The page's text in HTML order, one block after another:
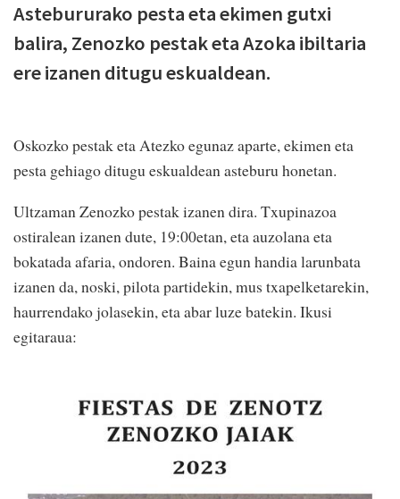
Astebururako pesta eta ekimen gutxi
balira, Zenozko pestak eta Azoka ibiltaria
ere izanen ditugu eskualdean.
Oskozko pestak eta Atezko egunaz aparte, ekimen eta
pesta gehiago ditugu eskualdean asteburu honetan.
Ultzaman Zenozko pestak izanen dira. Txupinazoa
ostiralean izanen dute, 19:00etan, eta auzolana eta
bokatada afaria, ondoren. Baina egun handia larunbata
izanen da, noski, pilota partidekin, mus txapelketarekin,
haurrendako jolasekin, eta abar luze batekin. Ikusi
egitaraua: